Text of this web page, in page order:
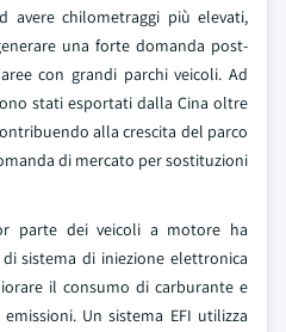
avere chilometraggi più elevati,
una forte domanda post-
con grandi parchi veicoli. Ad
stati esportati dalla Cina oltre
alla crescita del parco
di mercato per sostituzioni
parte dei veicoli a motore ha
sistema di iniezione elettronica
il consumo di carburante e
Un sistema EFI utilizza